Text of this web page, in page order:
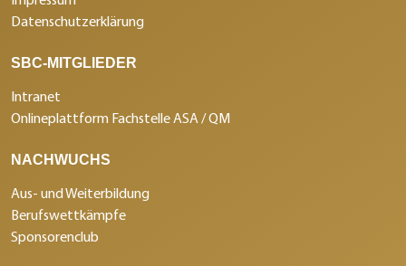
Datenschutzerklärung
SBC-MITGLIEDER
Intranet
Onlineplattform Fachstelle ASA / QM
NACHWUCHS
Aus- und Weiterbildung
Berufswettkämpfe
Sponsorenclub